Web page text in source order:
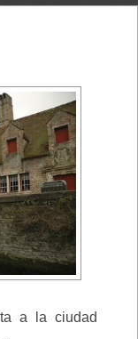
a la ciudad